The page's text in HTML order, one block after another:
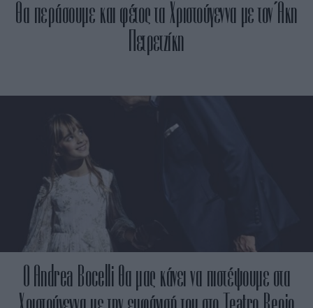
Θα περάσουμε και φέτος τα Χριστούγεννα με τον Άκη
Πετρετζίκη
Ο Andrea Bocelli θα μας κάνει να πιστέψουμε στα